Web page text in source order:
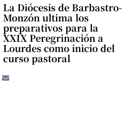
La Diócesis de Barbastro-
Monzón ultima los
preparativos para la
XXIX Peregrinación a
Lourdes como inicio del
curso pastoral